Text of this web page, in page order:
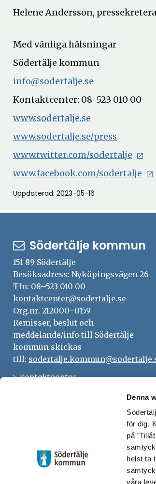
Denna
för dig.
på
helst ta
våra
Helene Andersson,
Med vänliga hälsningar
Södertälje kommun
info@sodertalje.se
Kontaktcenter: 08-523 010 00
www.sodertalje.se
www.sodertalje.se/press
www.twitter.com/sodertalje
www.facebook.com/sodertalje
Uppdaterad: 2023-05-16
Södertälje kommun
151 89 Södertälje
Besöksadress: Nyköpingsvägen 26
Tfn: 08–523 010 00
kontaktcenter@sodertalje.se
Org.nr. 212000–0159
Remisser, beslut och
meddelande/info till Södertälje
kommun skickas
till:
KontaktcenterÖppna
fönster
Anslagstavla
Skicka faktura till Södertälje